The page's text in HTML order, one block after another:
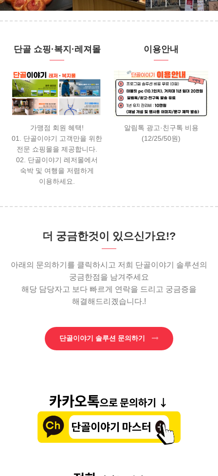
단골 쇼핑·복지·레져몰
가맹점 회원 혜택!
01. 단골이야기 고객만을 위한
전문 쇼핑몰을 제공합니다.
02. 단골이야기 레저몰에서
숙박 및 여행을 저렴하게
이용하세요.
이용안내
알림톡 광고·친구톡 비용
(12/25/50원)
더 궁금한것이 있으신가요!?
아래의 문의하기를 클릭하시고 저희 단골이야기 솔루션의
궁금한점을 남겨주세요
해당 담당자고 보다 빠르게 연락을 드리고 궁금증을
해결해드리곘습니다.!
단골이야기 솔루션 문의하기